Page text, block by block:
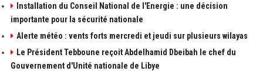
Installation du Conseil National de l'Energie : une décision
importante pour la sécurité nationale
Alerte météo : vents forts mercredi et jeudi sur plusieurs wilayas
Le Président Tebboune reçoit Abdelhamid Dbeibah le chef du
Gouvernement d'Unité nationale de Libye